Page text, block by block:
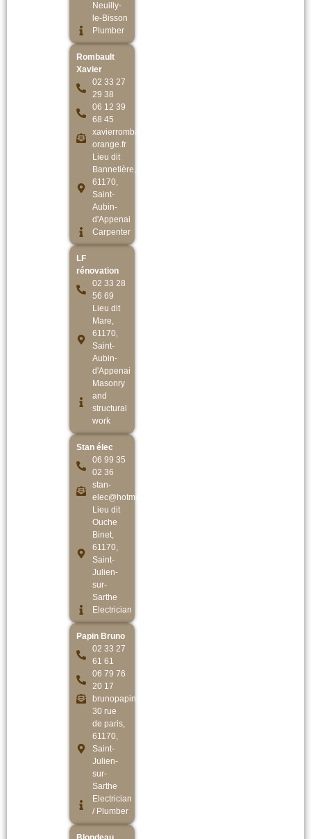
Neuilly-
le-Bisson
Plumber
Rombault
Xavier
02 33 27
29 38
06 12 39
68 45
xavierrombault@
orange.fr
Lieu dit
Bannetière,
61170,
Saint-
Aubin-
d'Appenai
Carpenter
LF
rénovation
02 33 28
56 69
Lieu dit
Mare,
61170,
Saint-
Aubin-
d'Appenai
Masonry
and
structural
work
Stan élec
06 99 35
02 36
stan-
elec@hotmail.fr
Lieu dit
Ouche
Binet,
61170,
Saint-
Julien-
sur-
Sarthe
Electrician
Papin Bruno
02 33 27
61 61
06 79 76
20 17
brunopapin.elec61@gmail.com
30 rue
de paris,
61170,
Saint-
Julien-
sur-
Sarthe
Electrician
/ Plumber